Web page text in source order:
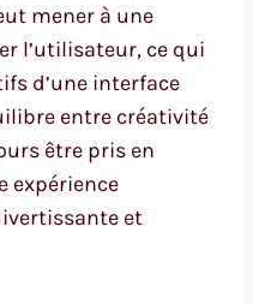
mener à une
l’utilisateur, ce qui
d’une interface
entre créativité
être pris en
expérience
et